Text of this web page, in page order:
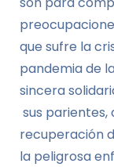
que sufre la
pandemia de
sincera
sus parientes,
recuperación
la peligrosa